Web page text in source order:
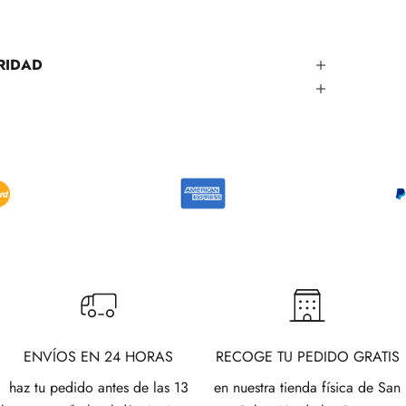
ENVÍOS EN 24 HORAS
haz tu pedido antes de las 13
RECOGE TU PEDIDO GRATIS
en nuestra tienda física de San